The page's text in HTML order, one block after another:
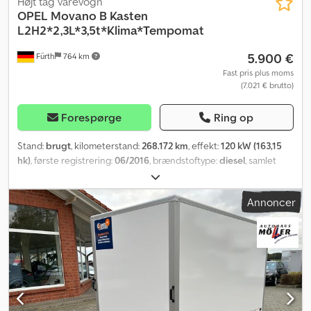
Fürth 764 km
OPEL Movano B Kasten
L2H2*2,3L*3,5t*Klima*Tempomat
5.900 €
Fast pris plus moms
(7.021 € brutto)
Forespørge Ring op
Stand: brugt, kilometerstand: 268.172 km, effekt:120 kW (163,15
hk) , første registrering:06/2016 , brændstoftype:diesel , samlet
, geartype:
Euro 5, antal sæder:3, Produktionsår:2016, Udstyr:ABS,
centrallås, elektronisk stabilitetsprogram (ESP), klimaanlæg,
sodfilter, Opel Movano B Kasse L2H2 | 2,3 CDTI 120 kW (163 hk) |
Klimaanlæg | Fartpilot | Parkeringssensor bag | 3,5 t – Direkte
kontakt: Brug venligst telefon-/WhatsApp- eller e-mail-knappen. –
Live-videovisning er mulig. – Her er en video af køretøjet: ?
v=jpo3EKVRqJY – 1 | Service- og synsstatus ? Nyt syn ved levering
? Tidligere ejer: Max Bögel, ifølge tidligere ejer er service blevet
udført regelmæssigt. – 2 | Køretøjsdata ? Motor/ydelse: 2.299 cm³
Annoncer